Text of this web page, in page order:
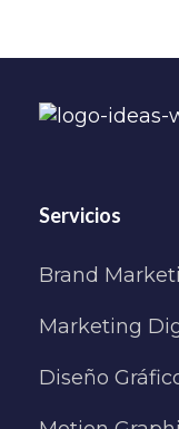
Servicios
Brand
Marketing
Diseño